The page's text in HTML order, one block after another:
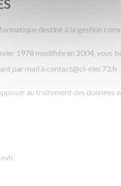
destiné à la gestion
1978 modifiée en 2004, vous
par mail à contact@cl-elec73.fr
au traitement des données